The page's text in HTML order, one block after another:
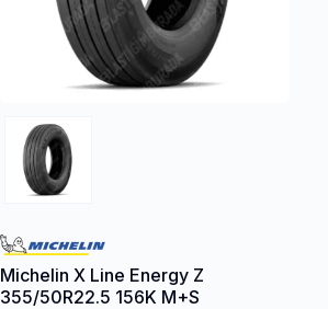
Michelin X Line Energy Z
355/50R22.5 156K M+S